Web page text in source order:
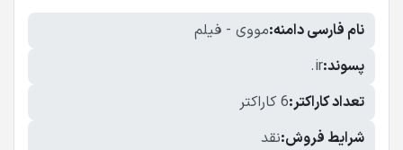
نام فارسی دامنه:مووی - فیلم
پسوند:.ir
تعداد کاراکتر:6 کاراکتر
شرایط فروش:نقد